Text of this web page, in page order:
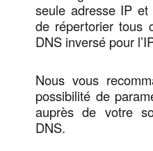
seule adresse IP et
de répertorier tous
DNS inversé pour
Nous vous
possibilité de
auprès de votre
DNS.